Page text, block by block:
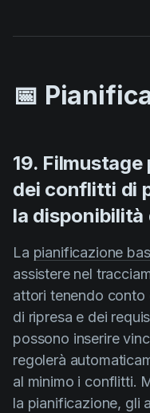
📅
19.
dei conflitti di
la
La pianificazione
assistere nel
attori tenendo
di ripresa e dei
possono inserire
regolerà
al minimo i conflitti.
la pianificazione, gli